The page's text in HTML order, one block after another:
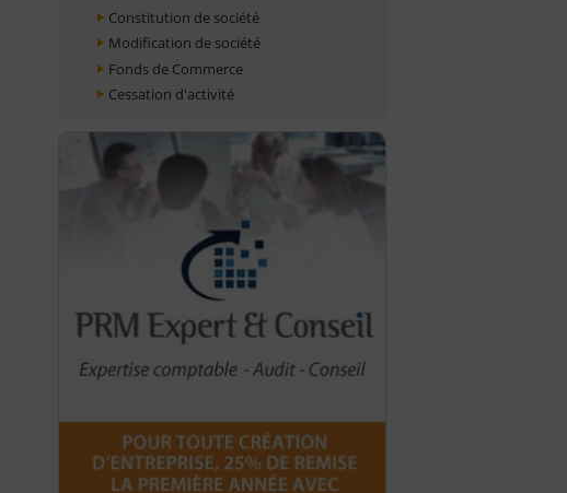
Constitution de société
Modification de société
Fonds de Commerce
Cessation d'activité